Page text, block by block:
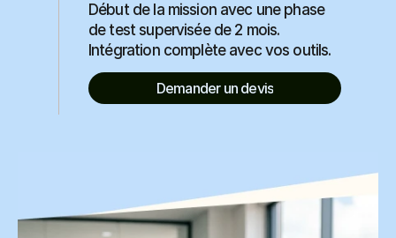
Début de la mission avec une phase
de test supervisée de 2 mois.
Intégration complète avec vos outils.
Demander un devis